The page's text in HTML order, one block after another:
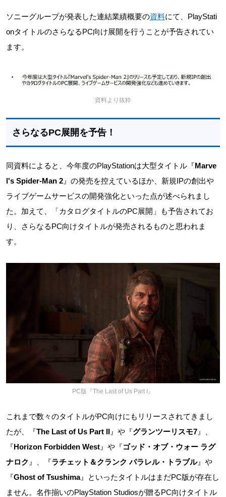
ソニーグループが発表した連結業績概要の資料にて、PlayStati
onタイトルのさらなるPC向け展開を行うことが予告されてい
ます。
資料より抜粋
さらなるPC展開を予告！
同資料によると、今年度のPlayStationは大型タイトル『Marve
l's Spider-Man 2 』の発売を控えているほか、新規IPの創出や
ライブゲームサービスの開発強化といった点が述べられまし
た。加えて、「カタログタイトルのPC展開」も予告されてお
り、さらなるPC向けタイトルが発売されるものと思われま
す。
PC版『The Last of Us Part I』
これまで数々のタイトルがPC向けにもリリースされてきまし
たが、『The Last of Us Part II 』や『グランツーリスモ7 』、
『Horizon Forbidden West 』や『ゴッド・オブ・ウォー ラグ
ナロク 』、『ラチェット＆クランク パラレル・トラブル』や
『Ghost of Tsushima』といったタイトルはまだPC版が存在し
ません。名作揃いのPlayStation Studiosが贈るPC向けタイトル